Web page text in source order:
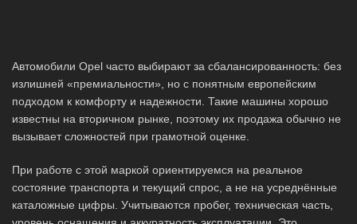
Автомобили Opel часто выбирают за сбалансированность: без
излишней «премиальности», но с понятным европейским
подходом к комфорту и надежности. Такие машины хорошо
известны на вторичном рынке, поэтому их продажа обычно не
вызывает сложностей при грамотной оценке.
При работе с этой маркой ориентируемся на реальное
состояние транспорта и текущий спрос, а не на усреднённые
каталожные цифры. Учитываются пробег, техническая часть,